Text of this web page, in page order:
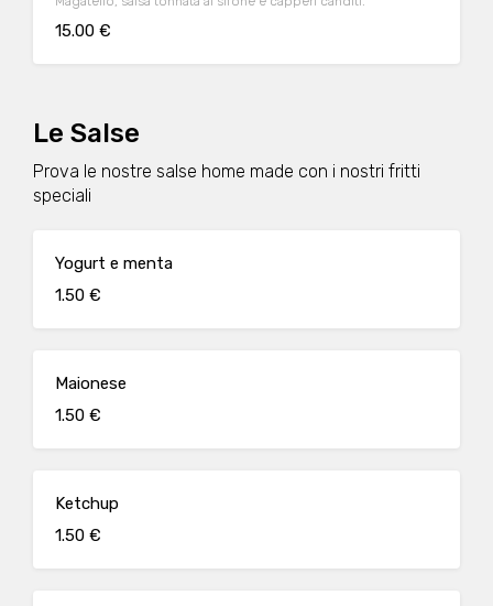
15.00 €
Le Salse
Prova le nostre salse home made con i nostri fritti
speciali
Yogurt e menta
1.50 €
Maionese
1.50 €
Ketchup
1.50 €